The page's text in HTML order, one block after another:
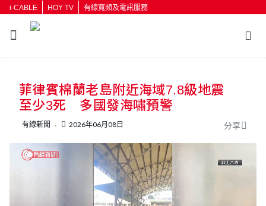
i-CABLE HOY TV 有線寬頻及電訊服務
按輸入鍵開始搜尋
菲律賓棉蘭老島附近海域7.8級地震
至少3死 多國發海嘯預警
有線新聞 2026年06月08日 分享